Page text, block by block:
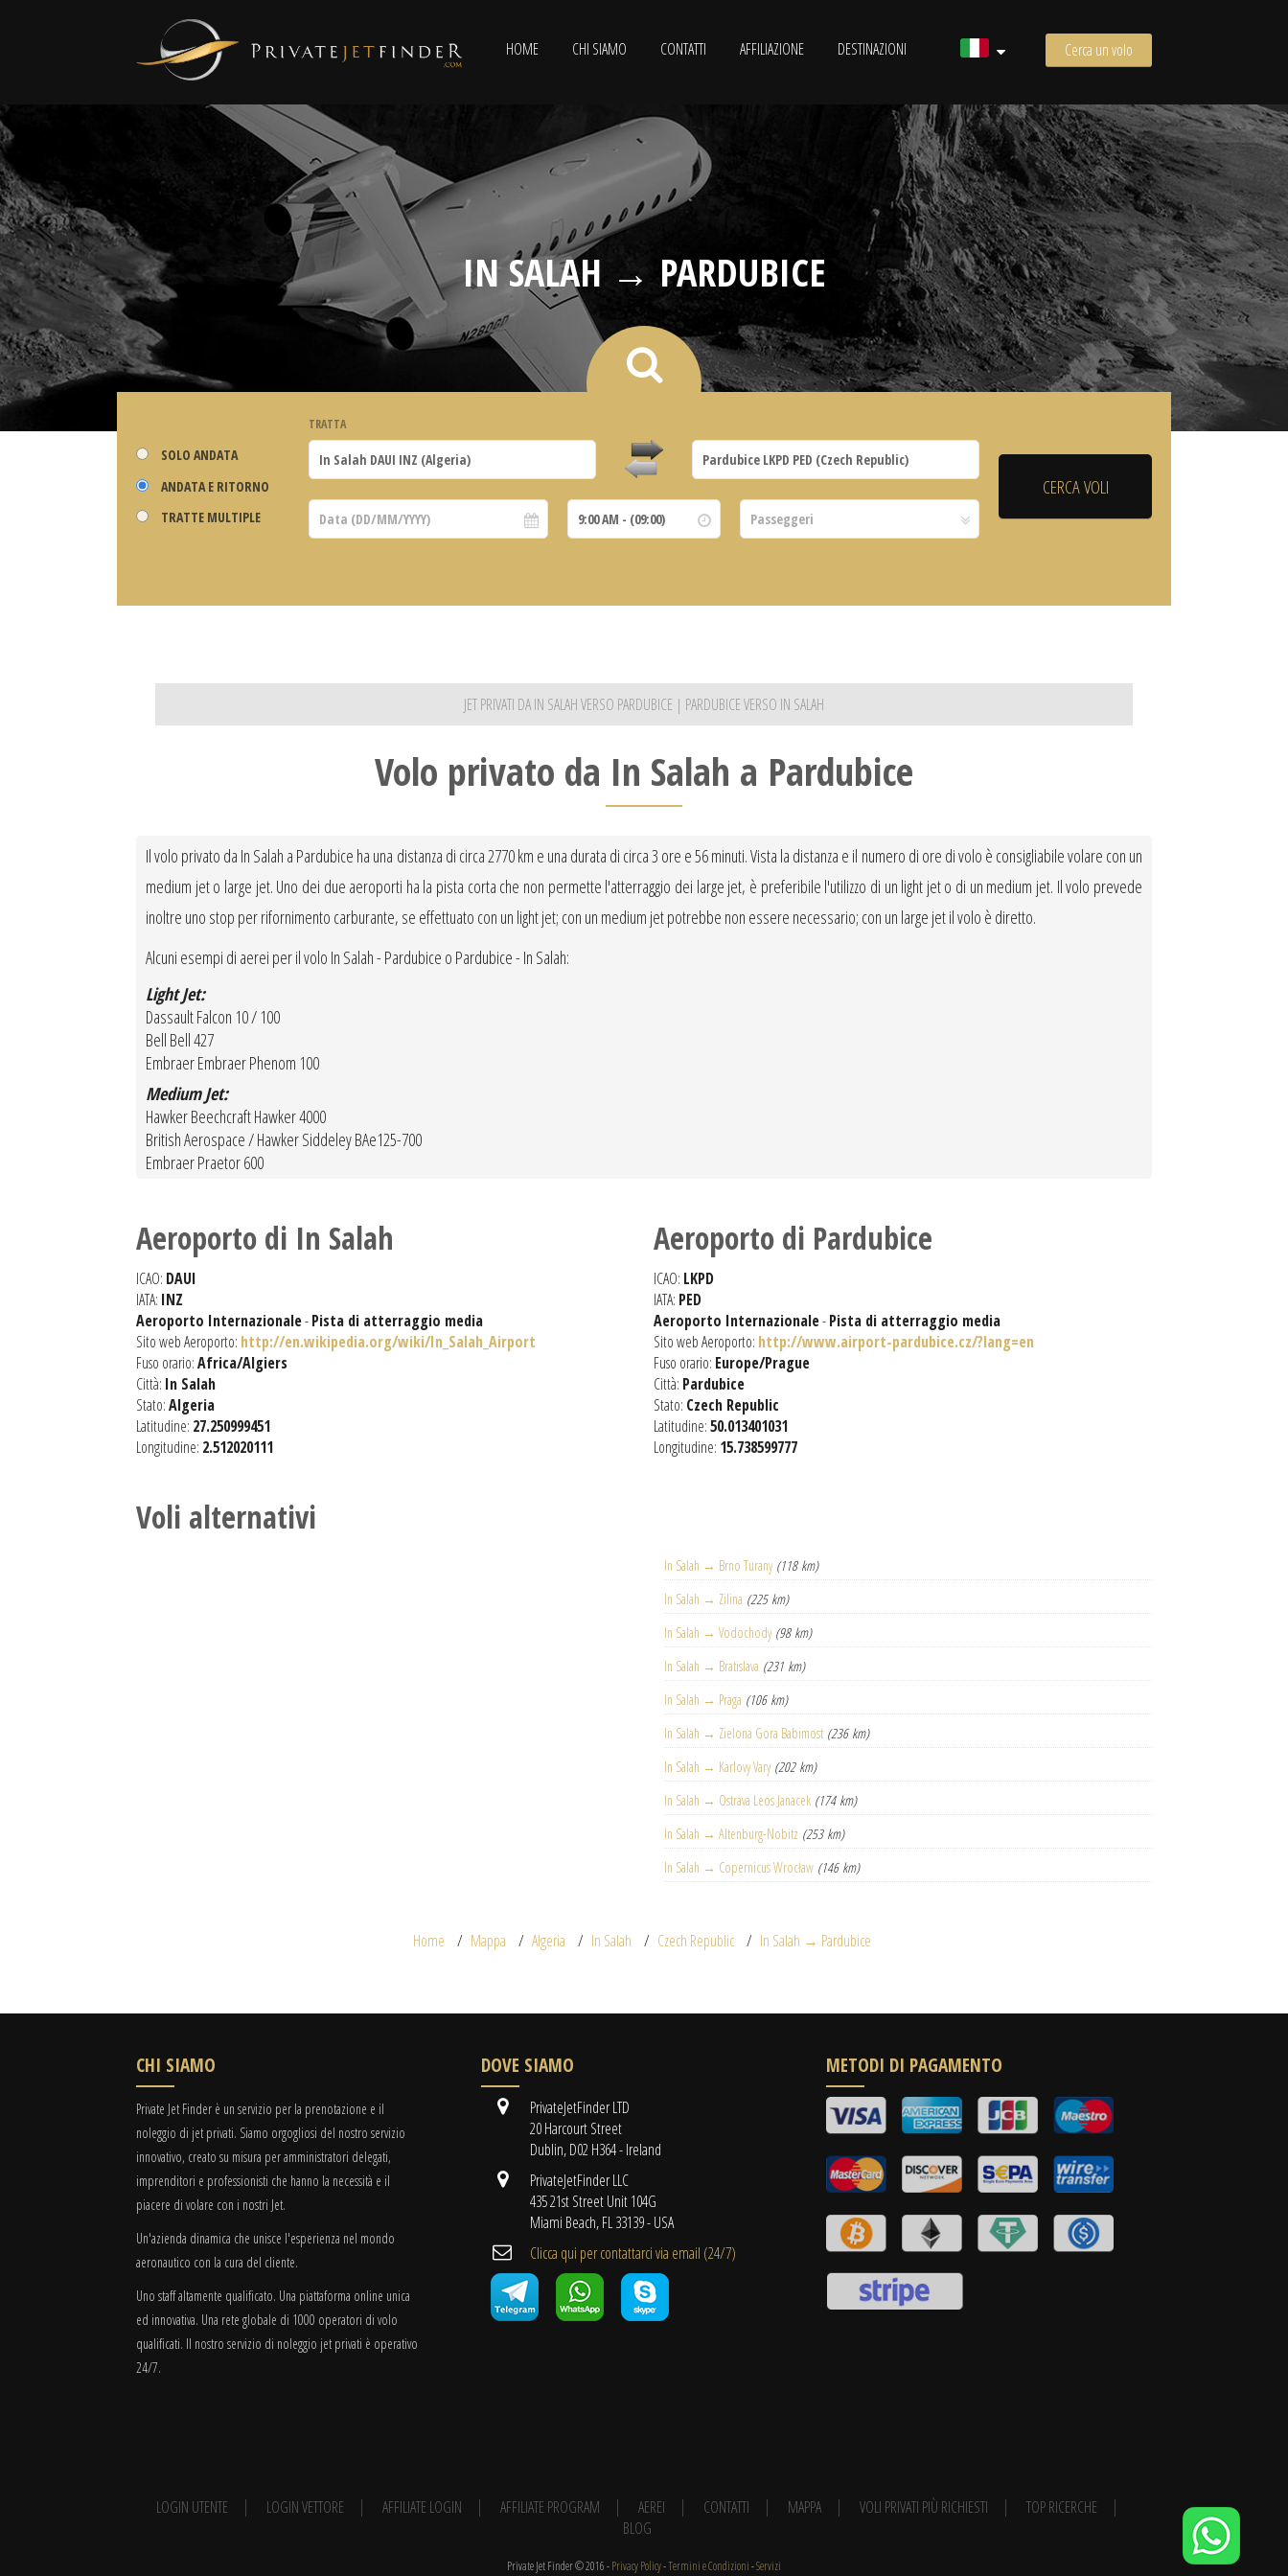
HOME CHI SIAMO CONTATTI AFFILIAZIONE DESTINAZIONI Cerca un volo
IN SALAH → PARDUBICE
SOLO ANDATA
ANDATA E RITORNO
TRATTE MULTIPLE
TRATTA
JET PRIVATI DA IN SALAH VERSO PARDUBICE | PARDUBICE VERSO IN SALAH
Volo privato da In Salah a Pardubice
Il volo privato da In Salah a Pardubice ha una distanza di circa 2770 km e una durata di circa 3 ore e 56 minuti. Vista la distanza e il numero di ore di volo è consigliabile volare con un
medium jet o large jet. Uno dei due aeroporti ha la pista corta che non permette l'atterraggio dei large jet, è preferibile l'utilizzo di un light jet o di un medium jet. Il volo prevede
inoltre uno stop per rifornimento carburante, se effettuato con un light jet; con un medium jet potrebbe non essere necessario; con un large jet il volo è diretto.
Alcuni esempi di aerei per il volo In Salah - Pardubice o Pardubice - In Salah:
Light Jet:
Dassault Falcon 10 / 100
Bell Bell 427
Embraer Embraer Phenom 100
Medium Jet:
Hawker Beechcraft Hawker 4000
British Aerospace / Hawker Siddeley BAe125-700
Embraer Praetor 600
Aeroporto di In Salah
ICAO: DAUI
IATA: INZ
Aeroporto Internazionale-Pista di atterraggio media
Sito web Aeroporto: http://en.wikipedia.org/wiki/In_Salah_Airport
Fuso orario:Africa/Algiers
Città: In Salah
Stato:Algeria
Latitudine: 27.250999451
Longitudine: 2.512020111
Aeroporto di Pardubice
ICAO: LKPD
IATA: PED
Aeroporto Internazionale-Pista di atterraggio media
Sito web Aeroporto: http://www.airport-pardubice.cz/?lang=en
Fuso orario: Europe/Prague
Città: Pardubice
Stato: Czech Republic
Latitudine:50.013401031
Longitudine: 15.738599777
Voli alternativi
In Salah → Brno Turany (118 km)
In Salah → Zilina (225 km)
In Salah → Vodochody (98 km)
In Salah → Bratislava (231 km)
In Salah → Praga (106 km)
In Salah → Zielona Gora Babimost (236 km)
In Salah → Karlovy Vary (202 km)
In Salah → Ostrava Leos Janacek (174 km)
In Salah → Altenburg-Nobitz (253 km)
In Salah → Copernicus Wrocław (146 km)
Home Mappa Algeria In Salah Czech Republic In Salah → Pardubice
CHI SIAMO
Private Jet Finder è un servizio per la prenotazione e il
noleggio di jet privati. Siamo orgogliosi del nostro servizio
innovativo, creato su misura per amministratori delegati,
imprenditori e professionisti che hanno la necessità e il
piacere di volare con i nostri Jet.
Un'azienda dinamica che unisce l'esperienza nel mondo
aeronautico con la cura del cliente.
Uno staff altamente qualificato. Una piattaforma online unica
ed innovativa. Una rete globale di 1000 operatori di volo
qualificati. Il nostro servizio di noleggio jet privati è operativo
24/7.
DOVE SIAMO
PrivateJetFinder LTD
20 Harcourt Street
Dublin, D02 H364 - Ireland
PrivateJetFinder LLC
435 21st Street Unit 104G
Miami Beach, FL 33139 - USA
Clicca qui per contattarci via email (24/7)
METODI DI PAGAMENTO
LOGIN UTENTE LOGIN VETTORE AFFILIATE LOGIN AFFILIATE PROGRAM AEREI CONTATTI MAPPA VOLI PRIVATI PIÙ RICHIESTI
TOP RICERCHE
BLOG
Private Jet Finder © 2016 -Privacy Policy-Termini e Condizioni-Servizi